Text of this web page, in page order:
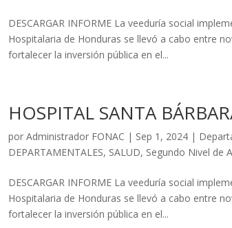
DESCARGAR INFORME La veeduría social
Hospitalaria de Honduras se llevó a cabo entre
fortalecer la inversión pública en el...
HOSPITAL SANTA
por Administrador FONAC | Sep 1, 2024|
DEPARTAMENTALES, SALUD, Segundo Nivel de
DESCARGAR INFORME La veeduría social
Hospitalaria de Honduras se llevó a cabo entre
fortalecer la inversión pública en el...